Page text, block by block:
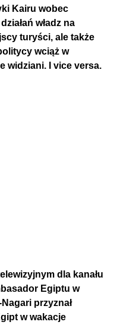
Kairu wobec
władz na
turyści, ale także
wciąż w
widziani. I vice versa.
dla kanału
Egiptu w
Nagari przyznał
w wakacje